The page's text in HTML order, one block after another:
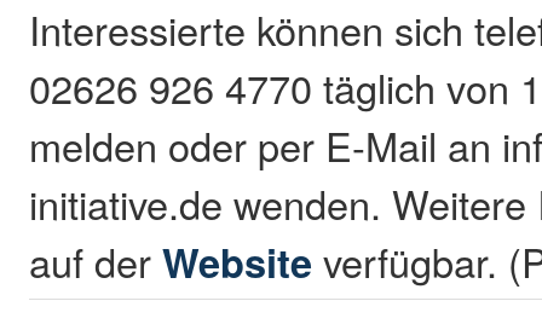
Interessierte können sich
02626 926 4770 täglich von
melden oder per E-Mail an
initiative.de wenden.
auf derWebsite verfügbar.